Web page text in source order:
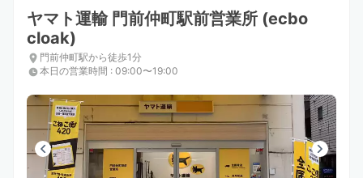
ヤマト運輸 門前仲町駅前営業所 (ecbo
cloak)
門前仲町駅から徒歩1分
本日の営業時間 : 09:00〜19:00